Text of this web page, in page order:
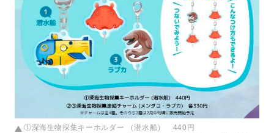
①深海生物採集キーホルダー （潜水船） 440円